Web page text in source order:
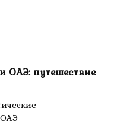
ОАЭ: путешествие